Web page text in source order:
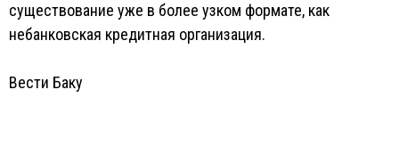
существование уже в более узком формате, как
небанковская кредитная организация.
Вести Баку